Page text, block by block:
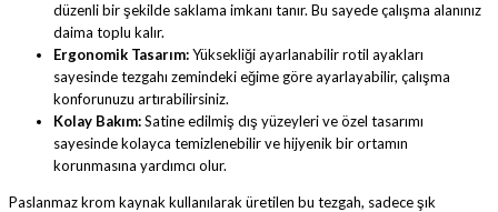
düzenli bir şekilde saklama imkanı tanır. Bu sayede çalışma alanınız
daima toplu kalır.
Ergonomik Tasarım:Yüksekliği ayarlanabilir rotil ayakları
sayesinde tezgahı zemindeki eğime göre ayarlayabilir, çalışma
konforunuzu artırabilirsiniz.
Kolay Bakım:Satine edilmiş dış yüzeyleri ve özel tasarımı
sayesinde kolayca temizlenebilir ve hijyenik bir ortamın
korunmasına yardımcı olur.
Paslanmaz krom kaynak kullanılarak üretilen bu tezgah, sadece şık